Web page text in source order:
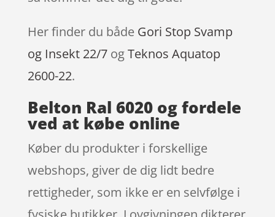
Her finder du både Gori Stop Svamp
og Insekt 22/7ogTeknos Aquatop
2600-22.
Belton Ral 6020 og fordele
ved at købe online
Køber du produkter i forskellige
webshops, giver de dig lidt bedre
rettigheder, som ikke er en selvfølge i